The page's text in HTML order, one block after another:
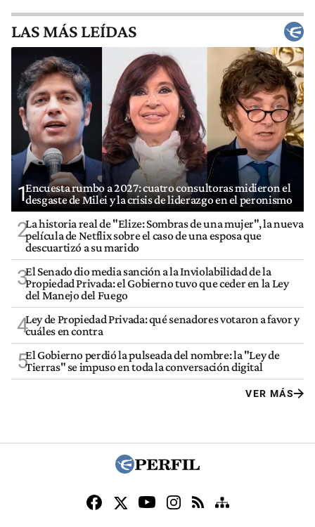
LAS MÁS LEÍDAS
1Encuesta rumbo a 2027: cuatro consultoras midieron el
desgaste de Milei y la crisis de liderazgo en el peronismo
2La historia real de "Elize: Sombras de una mujer", la nueva
película de Netflix sobre el caso de una esposa que
descuartizó a su marido
3El Senado dio media sanción a la Inviolabilidad de la
Propiedad Privada: el Gobierno tuvo que ceder en la Ley
del Manejo del Fuego
4Ley de Propiedad Privada: qué senadores votaron a favor y
cuáles en contra
5El Gobierno perdió la pulseada del nombre: la "Ley de
Tierras" se impuso en toda la conversación digital
VER MÁS